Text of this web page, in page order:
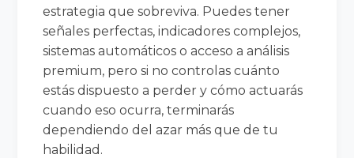
estrategia que sobreviva. Puedes tener
señales perfectas, indicadores complejos,
sistemas automáticos o acceso a análisis
premium, pero si no controlas cuánto
estás dispuesto a perder y cómo actuarás
cuando eso ocurra, terminarás
dependiendo del azar más que de tu
habilidad.